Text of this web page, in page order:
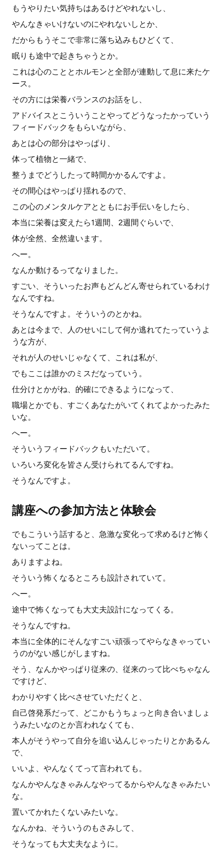
もうやりたい気持ちはあるけどやれないし、
やんなきゃいけないのにやれないしとか、
だからもうそこで非常に落ち込みもひどくて、
眠りも途中で起きちゃうとか。
これは心のこととホルモンと全部が連動して息に来たケ
ース。
その方には栄養バランスのお話をし、
アドバイスとこういうことやってどうなったかっていう
フィードバックをもらいながら、
あとは心の部分はやっぱり、
体って植物と一緒で、
整うまでどうしたって時間かかるんですよ。
その間心はやっぱり揺れるので、
この心のメンタルケアとともにお手伝いをしたら、
本当に栄養は変えたら1週間、2週間ぐらいで、
体が全然、全然違います。
へー。
なんか動けるってなりました。
すごい、そういったお声もどんどん寄せられているわけ
なんですね。
そうなんですよ。そういうのとかね。
あとは今まで、人のせいにして何か逃れてたっていうよ
うな方が、
それが人のせいじゃなくて、これは私が、
でもここは誰かのミスだなっていう。
仕分けとかがね、的確にできるようになって、
職場とかでも、すごくあなたがいてくれてよかったみた
いな。
へー。
そういうフィードバックもいただいて。
いろいろ変化を皆さん受けられてるんですね。
そうなんですよ。
講座への参加方法と体験会
でもこういう話すると、急激な変化って求めるけど怖く
ないってことは。
ありますよね。
そういう怖くなるところも設計されていて。
へー。
途中で怖くなっても大丈夫設計になってくる。
そうなんですね。
本当に全体的にそんなすごい頑張ってやらなきゃってい
うのがない感じがしますね。
そう、なんかやっぱり従来の、従来のって比べちゃなん
ですけど、
わかりやすく比べさせていただくと、
自己啓発系だって、どこかもうちょっと向き合いましょ
うみたいなのとか言われなくても、
本人がそうやって自分を追い込んじゃったりとかあるん
で、
いいよ、やんなくてって言われても。
なんかやんなきゃみんなやってるからやんなきゃみたい
な。
置いてかれたくないみたいな。
なんかね、そういうのもさみして、
そうなっても大丈夫なように。